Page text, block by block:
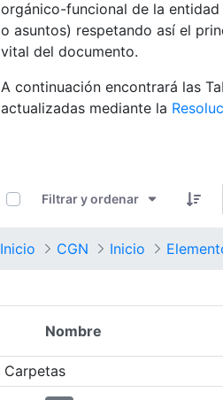
orgánico-funcional de la
o asuntos) respetando así el
vital del documento.
A continuación encontrará las
actualizadas mediante la
Filtrar y ordenar
Inicio CGN Inicio
Selección del elemento
Nombre
Carpetas